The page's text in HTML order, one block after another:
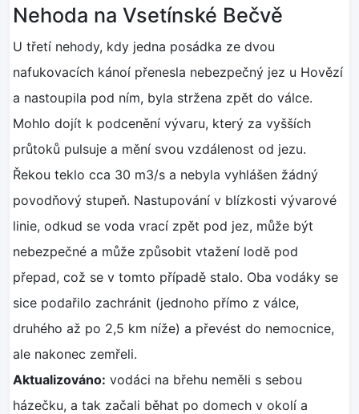
Nehoda na Vsetínské Bečvě
U třetí nehody, kdy jedna posádka ze dvou
nafukovacích kánoí přenesla nebezpečný jez u Hovězí
a nastoupila pod ním, byla stržena zpět do válce.
Mohlo dojít k podcenění vývaru, který za vyšších
průtoků pulsuje a mění svou vzdálenost od jezu.
Řekou teklo cca 30 m3/s a nebyla vyhlášen žádný
povodňový stupeň. Nastupování v blízkosti vývarové
linie, odkud se voda vrací zpět pod jez, může být
nebezpečné a může způsobit vtažení lodě pod
přepad, což se v tomto případě stalo. Oba vodáky se
sice podařilo zachránit (jednoho přímo z válce,
druhého až po 2,5 km níže) a převést do nemocnice,
ale nakonec zemřeli.
Aktualizováno: vodáci na břehu neměli s sebou
házečku, a tak začali běhat po domech v okolí a